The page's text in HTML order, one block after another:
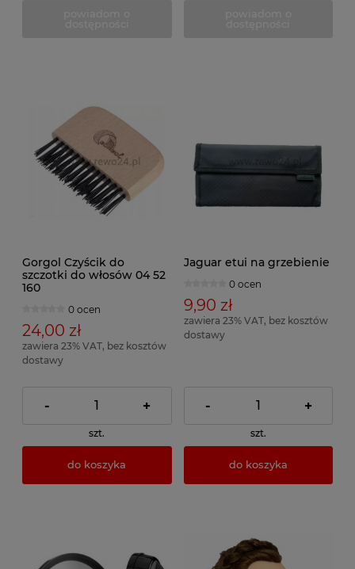
Gorgol Czyścik do
szczotki do włosów 04 52
160
0 ocen
24,00 zł
zawiera 23% VAT, bez kosztów
dostawy
- +
szt.
do koszyka
Jaguar etui na grzebienie
0 ocen
9,90 zł
zawiera 23% VAT, bez kosztów
dostawy
- +
szt.
do koszyka